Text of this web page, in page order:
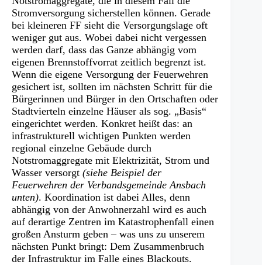
Stromversorgung sicherstellen können. Gerade
bei kleineren FF sieht die Versorgungslage oft
weniger gut aus. Wobei dabei nicht vergessen
werden darf, dass das Ganze abhängig vom
eigenen Brennstoffvorrat zeitlich begrenzt ist.
Wenn die eigene Versorgung der Feuerwehren
gesichert ist, sollten im nächsten Schritt für die
Bürgerinnen und Bürger in den Ortschaften oder
Stadtvierteln einzelne Häuser als sog. „Basis“
eingerichtet werden. Konkret heißt das: an
infrastrukturell wichtigen Punkten werden
regional einzelne Gebäude durch
Notstromaggregate mit Elektrizität, Strom und
Wasser versorgt (siehe Beispiel der
Feuerwehren der Verbandsgemeinde Ansbach
unten). Koordination ist dabei Alles, denn
abhängig von der Anwohnerzahl wird es auch
auf derartige Zentren im Katastrophenfall einen
großen Ansturm geben – was uns zu unserem
nächsten Punkt bringt: Dem Zusammenbruch
der Infrastruktur im Falle eines Blackouts.